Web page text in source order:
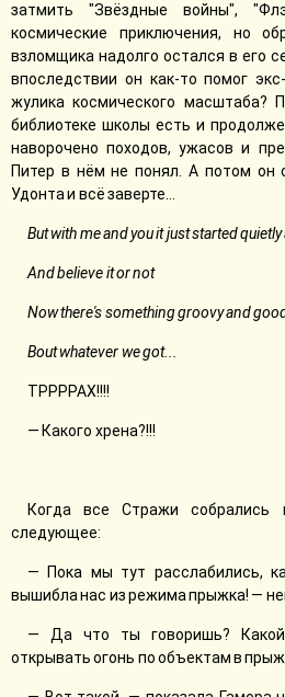
затмить "Звёздные войны",
космические приключения, но
взломщика надолго остался в его
впоследствии он как-то помог
жулика космического масштаба?
библиотеке школы есть и
наворочено походов, ужасов и
Питер в нём не понял. А потом он
Удонта и всё заверте...
But with me and you it just started
And believe it or not
Now there's something groovy and
Bout whatever we got...
ТРРРРАХ!!!!
— Какого хрена?!!!
Когда все Стражи собрались
следующее:
— Пока мы тут расслабились,
вышибла нас из режима прыжка! —
— Да что ты говоришь?
открывать огонь по объектам в